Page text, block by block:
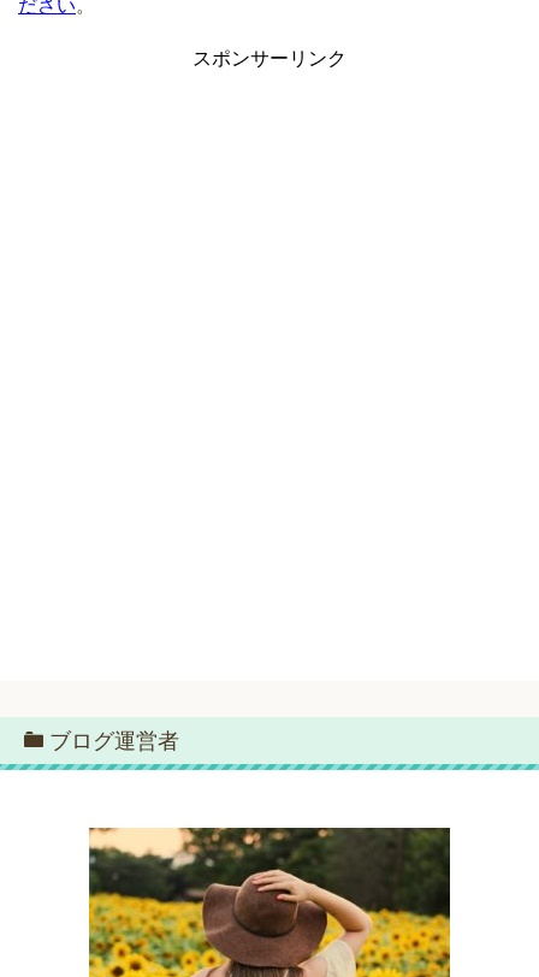
ださい。
スポンサーリンク
ブログ運営者